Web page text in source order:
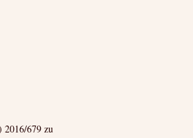
2016/679 zu